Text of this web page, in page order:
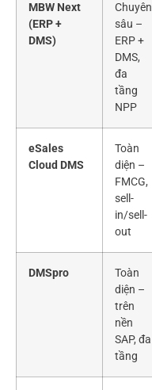
MBW Next
(ERP +
DMS)
Chuyên
sâu –
ERP +
DMS,
đa
tầng
NPP
eSales
Cloud DMS
Toàn
diện –
FMCG,
sell-
in/sell-
out
DMSpro
Toàn
diện –
trên
nền
SAP, đa
tầng